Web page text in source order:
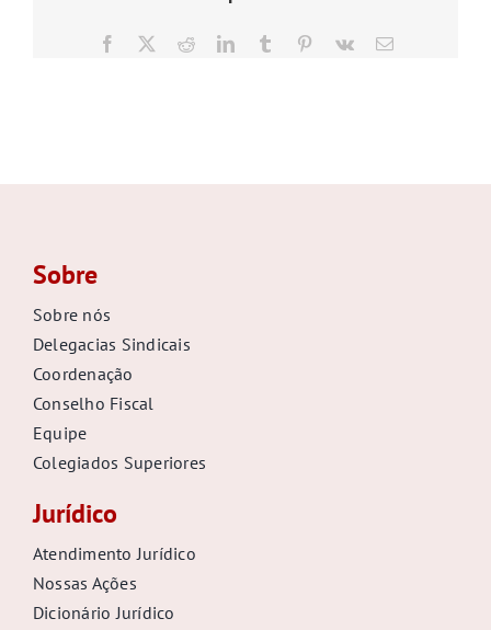
Facebook RedditLinkedInTumblr Pinterest
Vk
E-
Sobre
Sobre nós
Delegacias Sindicais
Coordenação
Conselho Fiscal
Equipe
Colegiados Superiores
Jurídico
Atendimento Jurídico
Nossas Ações
Dicionário Jurídico